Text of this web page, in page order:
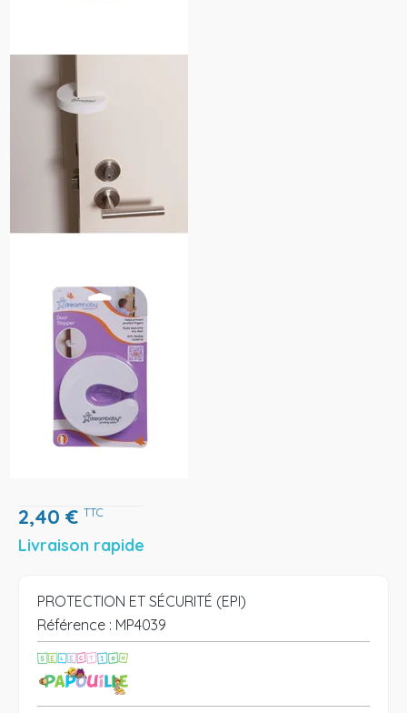
2,40 € TTC
Livraison rapide
PROTECTION ET SÉCURITÉ (EPI)
Référence : MP4039